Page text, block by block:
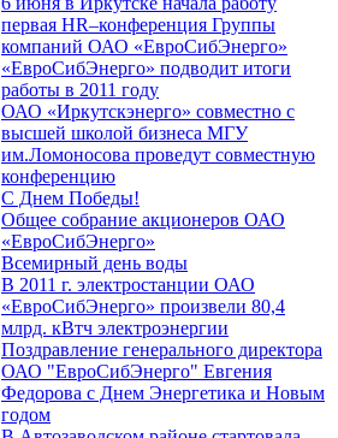
первая HR–конференция Группы
компаний ОАО «ЕвроСибЭнерго»
«ЕвроСибЭнерго» подводит итоги
работы в 2011 году
ОАО «Иркутскэнерго» совместно с
высшей школой бизнеса МГУ
им.Ломоносова проведут совместную
конференцию
С Днем Победы!
Общее собрание акционеров ОАО
«ЕвроСибЭнерго»
Всемирный день воды
В 2011 г. электростанции ОАО
«ЕвроСибЭнерго» произвели 80,4
млрд. кВтч электроэнергии
Поздравление генерального директора
ОАО "ЕвроСибЭнерго" Евгения
Федорова с Днем Энергетика и Новым
годом